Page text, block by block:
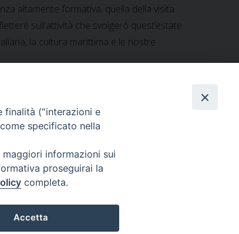
altamente formativa, quella della visita
sull’attività che svolgerò quest’estate
la cultura marittima e le nostre
Ordinariato Militare per l'Italia
finalità ("interazioni e
specificato nella
informazioni sui
proseguirai la
completa.
Accetta